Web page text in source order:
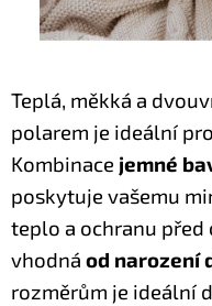
Teplá, měkká a
polarem je ideální pro
Kombinace jemné
poskytuje vašemu
teplo a ochranu před
vhodná od narození
rozměrům je ideální